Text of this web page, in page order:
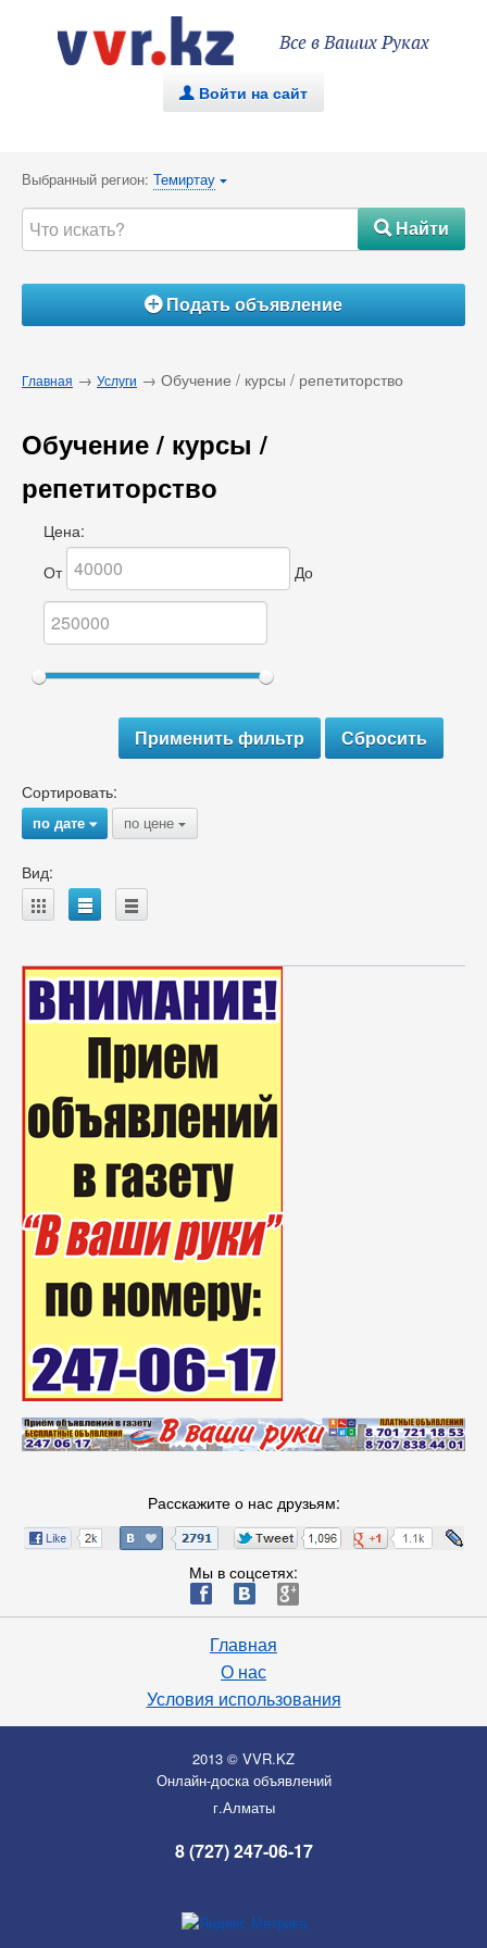
Все в Ваших Руках
. Войти на сайт
Выбранный регион: Темиртау {
#Найти
ÁПодать объявление
Главная → Услуги → Обучение / курсы / репетиторство
Обучение / курсы /
репетиторство
Цена:
От
До
Сортировать:
по дате{ по цене {
Вид:
A B C
Расскажите о нас друзьям:
Мы в соцсетях:
ä æ è
Главная
О нас
Условия использования
2013 © VVR.KZ
Онлайн-доска объявлений
г.Алматы
8 (727) 247-06-17